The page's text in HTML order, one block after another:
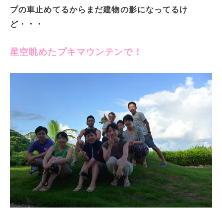
プの車止めてるからまだ建物の影になってるけ
ど・・・
星空眺めたプキマウンテンで！